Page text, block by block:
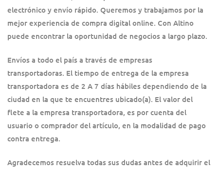
electrónico y envío rápido. Queremos y trabajamos por la
mejor experiencia de compra digital online. Con Altino
puede encontrar la oportunidad de negocios a largo plazo.
Envíos a todo el país a través de empresas
transportadoras. El tiempo de entrega de la empresa
transportadora es de 2 A 7 días hábiles dependiendo de la
ciudad en la que te encuentres ubicado(a). El valor del
flete a la empresa transportadora, es por cuenta del
usuario o comprador del artículo, en la modalidad de pago
contra entrega.
Agradecemos resuelva todas sus dudas antes de adquirir el